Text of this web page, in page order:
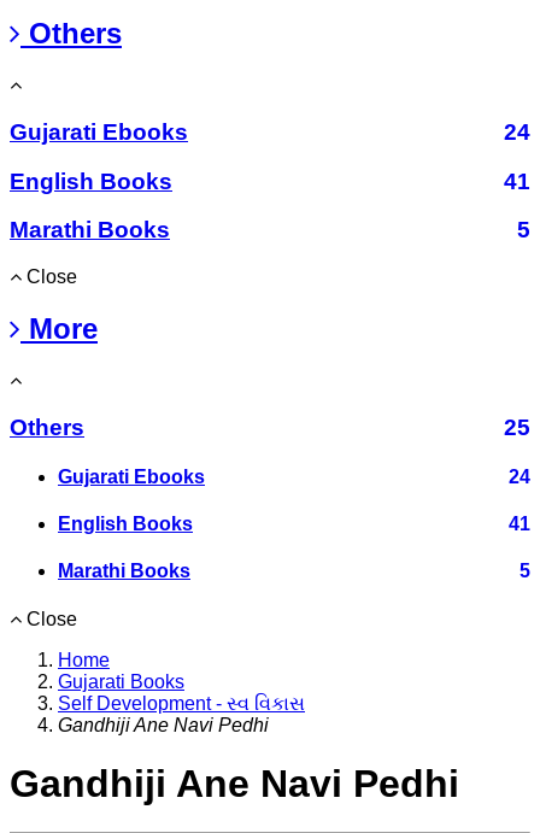
Others
Gujarati Ebooks
24
English Books
41
Marathi Books
5
Close
More
Others 25
Gujarati Ebooks 24
English Books 41
Marathi Books 5
Close
Home
Gujarati Books
Self Development - સ્વ વિકાસ
Gandhiji Ane Navi Pedhi
Gandhiji Ane Navi Pedhi